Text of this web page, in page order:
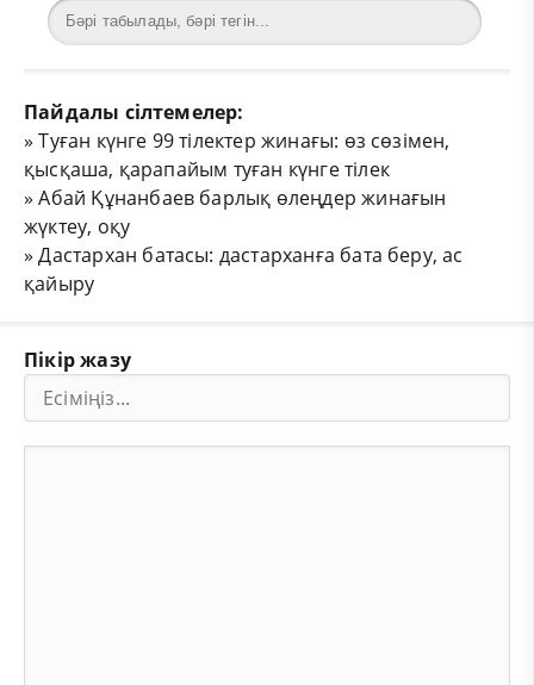
Пайдалы сілтемелер:
»Туған күнге 99 тілектер жинағы: өз сөзімен,
қысқаша, қарапайым туған күнге тілек
»Абай Құнанбаев барлық өлеңдер жинағын
жүктеу, оқу
»Дастархан батасы: дастарханға бата беру, ас
қайыру
Пікір жазу